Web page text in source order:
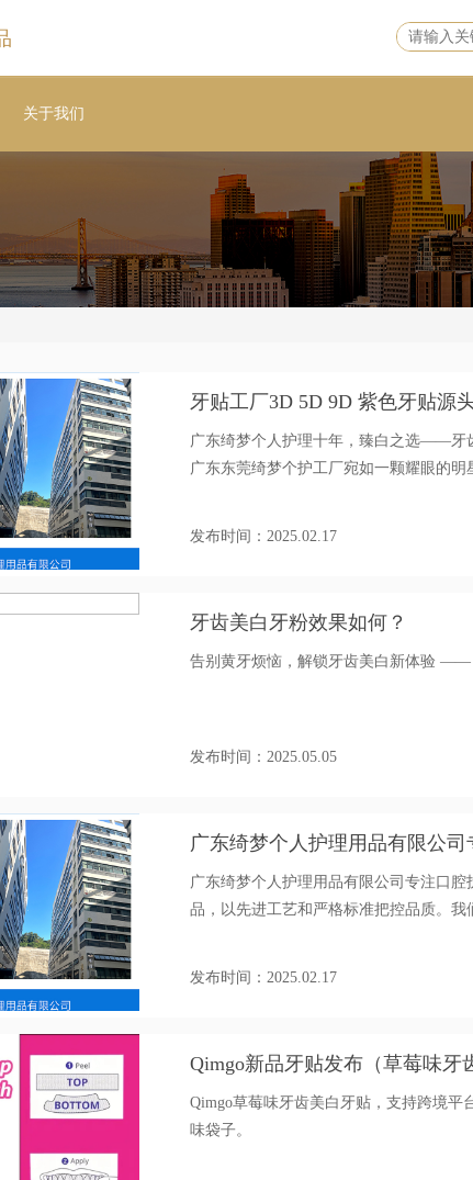
关于我们
牙贴工厂3D 5D 9D 紫色牙贴源
广东绮梦个人护理十年，臻白之选——牙齿美白专家邀您携
广东东莞绮梦个护工厂宛如一颗耀眼的明
发布时间：2025.02.17
牙齿美白牙粉效果如何？
告别黄牙烦恼，解锁牙齿美白新体验 ——
发布时间：2025.05.05
广东绮梦个人护理用品有限公
广东绮梦个人护理用品有限公司专注口
品，以先进工艺和严格标准把控品质。我
发布时间：2025.02.17
Qimgo新品牙贴发布（草莓味牙
Qimgo草莓味牙齿美白牙贴，支持跨境平
味袋子。